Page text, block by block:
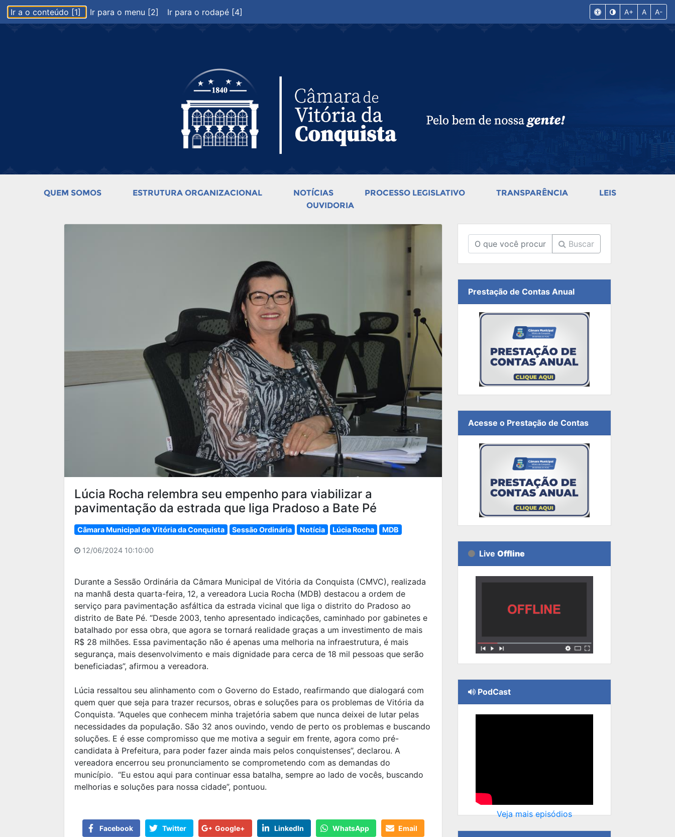
Ir a o conteúdo [1] Ir para o menu [2] Ir para o rodapé [4] A+ A A-
QUEM SOMOS ESTRUTURA ORGANIZACIONAL NOTÍCIAS PROCESSO LEGISLATIVO TRANSPARÊNCIA
LEIS
OUVIDORIA
Lúcia Rocha relembra seu empenho para viabilizar a
pavimentação da estrada que liga Pradoso a Bate Pé
Câmara Municipal de Vitória da Conquista Sessão Ordinária Notícia Lúcia Rocha MDB
12/06/2024 10:10:00
Durante a Sessão Ordinária da Câmara Municipal de Vitória da Conquista (CMVC), realizada
na manhã desta quarta-feira, 12, a vereadora Lucia Rocha (MDB) destacou a ordem de
serviço para pavimentação asfáltica da estrada vicinal que liga o distrito do Pradoso ao
distrito de Bate Pé. “Desde 2003, tenho apresentado indicações, caminhado por gabinetes e
batalhado por essa obra, que agora se tornará realidade graças a um investimento de mais
R$ 28 milhões. Essa pavimentação não é apenas uma melhoria na infraestrutura, é mais
segurança, mais desenvolvimento e mais dignidade para cerca de 18 mil pessoas que serão
beneficiadas”, afirmou a vereadora.
Lúcia ressaltou seu alinhamento com o Governo do Estado, reafirmando que dialogará com
quem quer que seja para trazer recursos, obras e soluções para os problemas de Vitória da
Conquista. “Aqueles que conhecem minha trajetória sabem que nunca deixei de lutar pelas
necessidades da população. São 32 anos ouvindo, vendo de perto os problemas e buscando
soluções. E é esse compromisso que me motiva a seguir em frente, agora como pré-
candidata à Prefeitura, para poder fazer ainda mais pelos conquistenses”, declarou. A
vereadora encerrou seu pronunciamento se comprometendo com as demandas do
município. “Eu estou aqui para continuar essa batalha, sempre ao lado de vocês, buscando
melhorias e soluções para nossa cidade”, pontuou.
Facebook Twitter Google+ LinkedIn WhatsApp Email
Buscar
Prestação de Contas Anual
Acesse o Prestação de Contas
Live Offline
PodCast
Veja mais episódios